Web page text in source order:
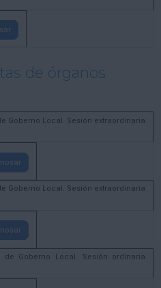
de órganos
de Goberno Local. Sesión extraordinaria
de Goberno Local. Sesión extraordinaria
de Goberno Local. Sesión ordinaria